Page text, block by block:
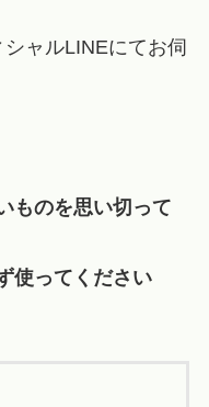
ャルLINEにてお伺
ものを思い切って
使ってください